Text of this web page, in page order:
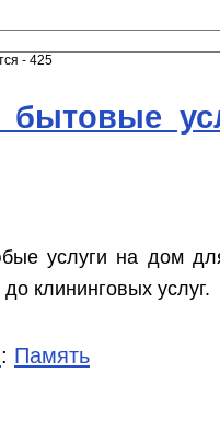
- 425
услуги на дом
клининговых услуг.
: Память